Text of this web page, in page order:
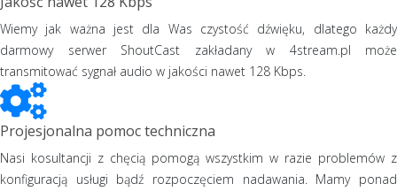
Wiemy jak ważna jest dla Was czystość dźwięku, dlatego każdy
darmowy serwer ShoutCast zakładany w 4stream.pl może
transmitować sygnał audio w jakości nawet 128 Kbps.
Projesjonalna pomoc techniczna
Nasi kosultancji z chęcią pomogą wszystkim w razie problemów z
konfiguracją usługi bądź rozpoczęciem nadawania. Mamy ponad